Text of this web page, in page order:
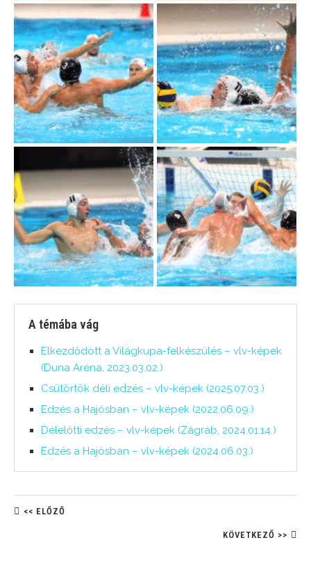
A témába vág
Elkezdődött a Világkupa-felkészülés – vlv-képek
(Duna Aréna, 2023.03.02.)
Csütörtök déli edzés – vlv-képek (2025.07.03.)
Edzés a Hajósban – vlv-képek (2022.06.09.)
Délelőtti edzés – vlv-képek (Zágráb, 2024.01.14.)
Edzés a Hajósban – vlv-képek (2024.06.03.)
<< ELŐZŐ
KÖVETKEZŐ >>